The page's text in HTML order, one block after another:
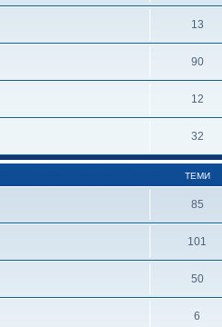
13
90
12
32
ТЕМИ
85
101
50
6